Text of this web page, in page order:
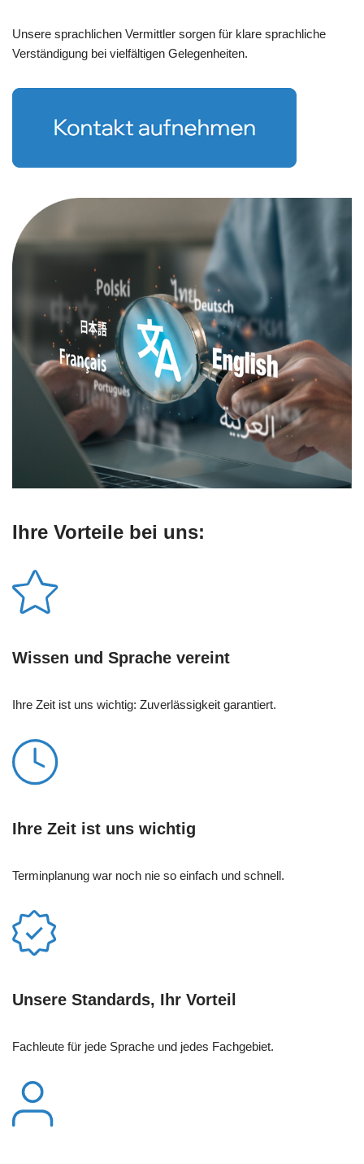
Unsere sprachlichen Vermittler sorgen für klare sprachliche
Verständigung bei vielfältigen Gelegenheiten.
Ihre Vorteile bei uns:
Wissen und Sprache vereint
Ihre Zeit ist uns wichtig: Zuverlässigkeit garantiert.
Ihre Zeit ist uns wichtig
Terminplanung war noch nie so einfach und schnell.
Unsere Standards, Ihr Vorteil
Fachleute für jede Sprache und jedes Fachgebiet.